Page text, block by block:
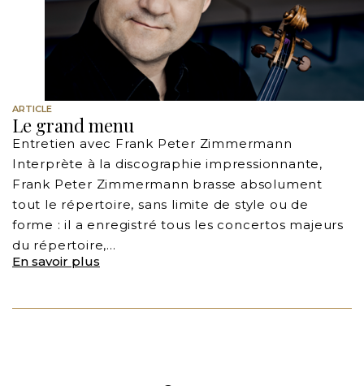
Le grand menu
ARTICLE
Entretien avec Frank Peter Zimmermann
Interprète à la discographie impressionnante,
Frank Peter Zimmermann brasse absolument
tout le répertoire, sans limite de style ou de
forme : il a enregistré tous les concertos majeurs
du répertoire,…
En savoir plus